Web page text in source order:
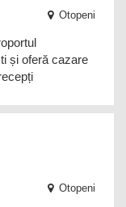
Otopeni
și oferă cazare
Otopeni